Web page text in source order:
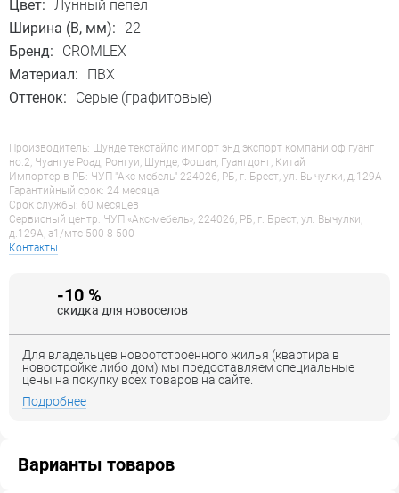
Цвет: Лунный пепел
Ширина (B, мм):
22
Бренд:
CROMLEX
Материал:
ПВХ
Оттенок:
Серые (графитовые)
Производитель: Шунде текстайлс импорт энд экспорт компани оф гуанг
но.2, Чуангуе Роад, Ронгуи, Шунде, Фошан, Гуангдонг, Китай
Импортер в РБ: ЧУП "Акс-мебель" 224026, РБ, г. Брест, ул. Вычулки, д.129А
Гарантийный срок: 24 месяца
Срок службы: 60 месяцев
Сервисный центр: ЧУП «Акс-мебель», 224026, РБ, г. Брест, ул. Вычулки,
д.129А, a1/мтс 500-8-500
Контакты
-10 %
скидка для новоселов
Для владельцев новоотстроенного жилья (квартира в
новостройке либо дом) мы предоставляем специальные
цены на покупку всех товаров на сайте.
Подробнее
Варианты товаров